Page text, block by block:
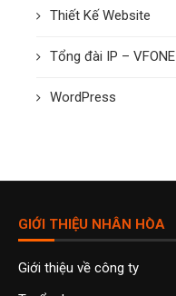
Thiết Kế Website
Tổng đài IP – VFONE
WordPress
GIỚI THIỆU NHÂN HÒA
Giới thiệu về công ty